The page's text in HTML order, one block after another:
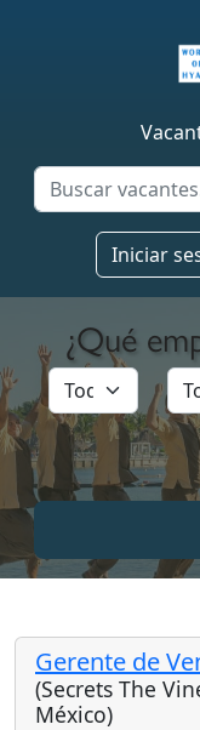
Iniciar
¿Qué
Gerente de
(Secrets The
México)